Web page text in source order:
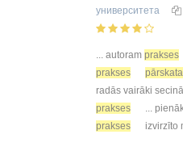
университета
... autoram prakses
prakses
pārskata
radās vairāki
prakses
...
prakses
izvirzīto